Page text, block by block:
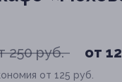
250 руб. от
от 125 руб.